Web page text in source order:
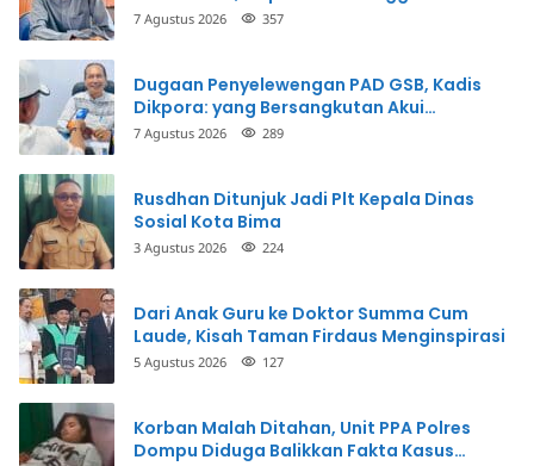
Terkait
7 Agustus 2026 357
Dugaan Penyelewengan PAD GSB, Kadis
Dikpora: yang Bersangkutan Akui
Perbuatannya dan Siap Mengembalikan
7 Agustus 2026 289
Rusdhan Ditunjuk Jadi Plt Kepala Dinas
Sosial Kota Bima
3 Agustus 2026 224
Dari Anak Guru ke Doktor Summa Cum
Laude, Kisah Taman Firdaus Menginspirasi
5 Agustus 2026 127
Korban Malah Ditahan, Unit PPA Polres
Dompu Diduga Balikkan Fakta Kasus